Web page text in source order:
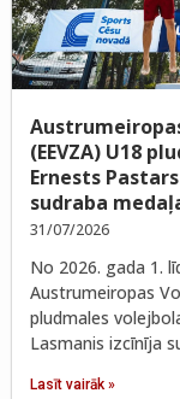
(EEVZA) U18
Ernests
sudraba
31/07/2026
No 2026. gada 1.
Austrumeiropas
pludmales
Lasmanis izcīnīja
Lasīt vairāk »